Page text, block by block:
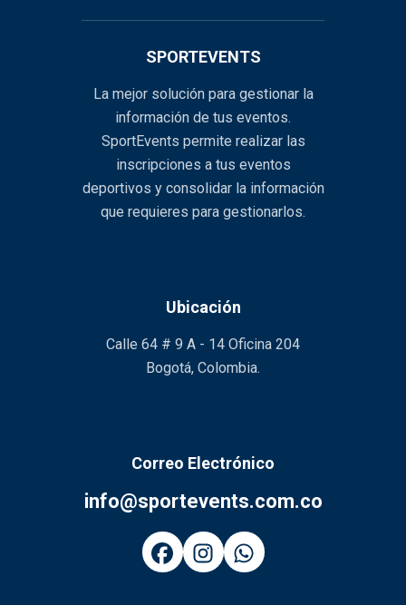
SPORTEVENTS
La mejor solución para gestionar la
información de tus eventos.
SportEvents permite realizar las
inscripciones a tus eventos
deportivos y consolidar la información
que requieres para gestionarlos.
Ubicación
Calle 64 # 9 A - 14 Oficina 204
Bogotá, Colombia.
Correo Electrónico
info@sportevents.com.co